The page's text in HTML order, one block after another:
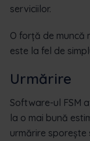
serviciilor.
O forță de muncă
este la fel de
Urmărire
Software-ul FSM
la o mai bună
urmărire